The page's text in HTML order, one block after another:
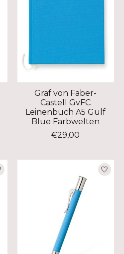
Graf von Faber-
Castell GvFC
Leinenbuch A5 Gulf
Blue Farbwelten
€29,00